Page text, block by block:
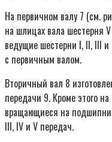
На первичном валу 7 (см.
на шлицах вала шестерня
ведущие шестерни I, II, III
с первичным валом.
Вторичный вал 8
передачи 9. Кроме этого
вращающиеся на
III, IV и V передач.